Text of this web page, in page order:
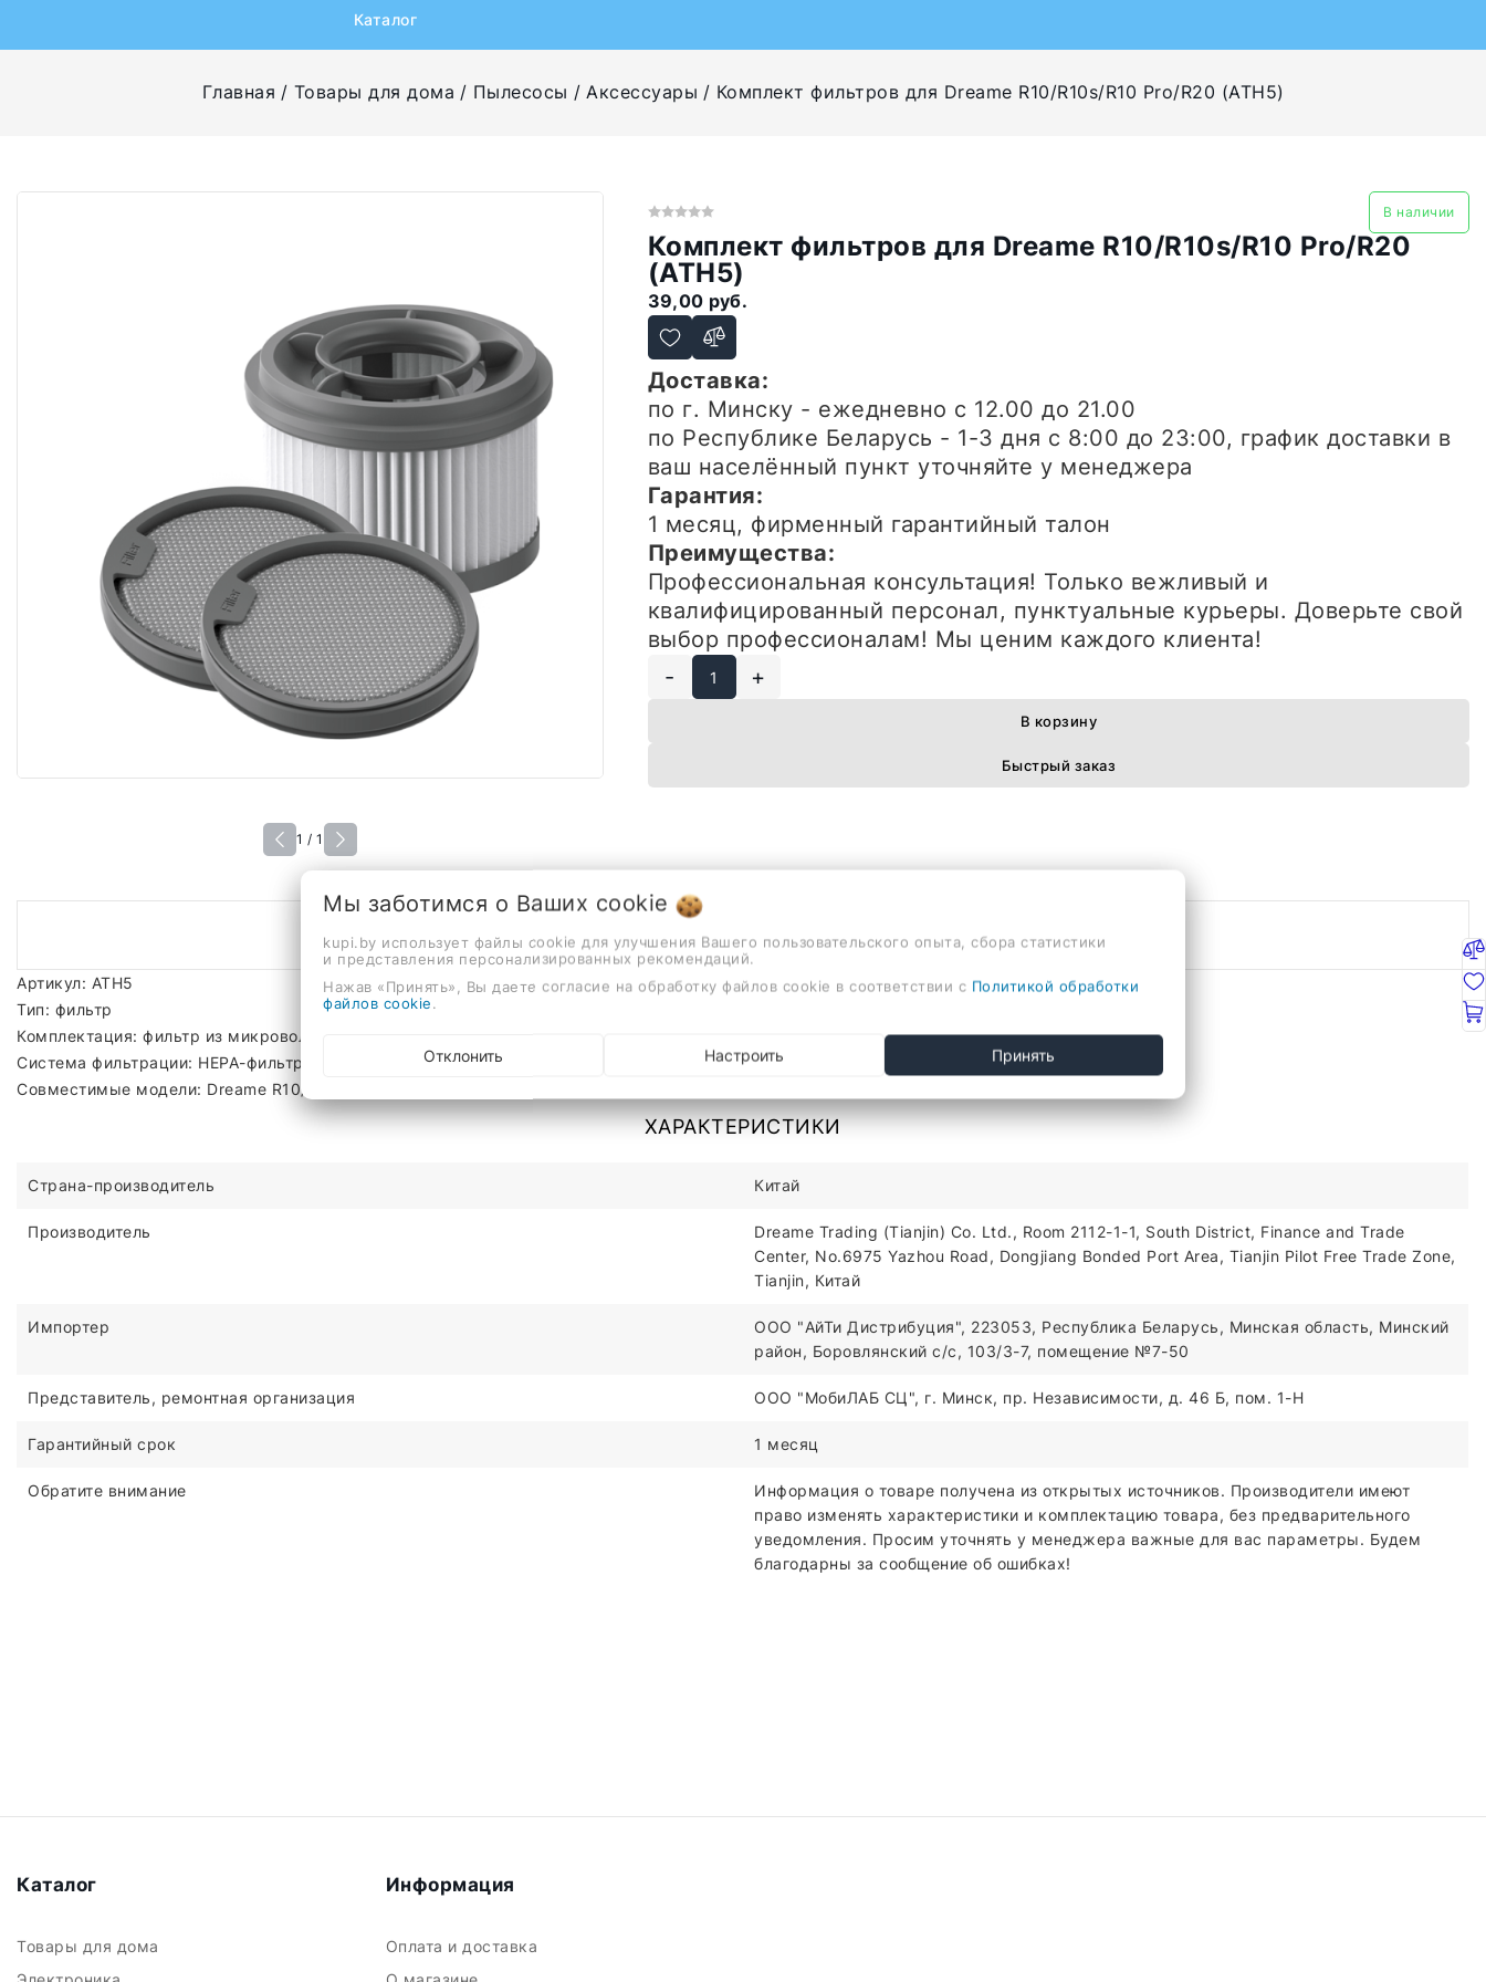
Каталог
Главная Товары для дома Пылесосы Аксессуары Комплект фильтров для Dreame R10/R10s/R10 Pro/R20 (ATH5)
1 / 1
В наличии
Комплект фильтров для Dreame R10/R10s/R10 Pro/R20
(ATH5)
39,00 руб.
Доставка:
по г. Минску - ежедневно с 12.00 до 21.00
по Республике Беларусь - 1-3 дня с 8:00 до 23:00, график доставки в
ваш населённый пункт уточняйте у менеджера
Гарантия:
1 месяц, фирменный гарантийный талон
Преимущества:
Профессиональная консультация! Только вежливый и
квалифицированный персонал, пунктуальные курьеры. Доверьте свой
выбор профессионалам! Мы ценим каждого клиента!
-
+
В корзину
Быстрый заказ
Описание Отзывы
Артикул: ATH5
Тип: фильтр
Комплектация: фильтр из микроволокна - 2 шт., НЕРА-фильтр - 1 шт.
Система фильтрации: HEPA-фильтр
Совместимые модели: Dreame R10/R10s/R10 Pro/R20/R10 Pro Aqua/R20 Aqua
ХАРАКТЕРИСТИКИ
Страна-производитель Китай
Производитель
Dreame Trading (Tianjin) Co. Ltd., Room 2112-1-1, South District, Finance and Trade
Center, No.6975 Yazhou Road, Dongjiang Bonded Port Area, Tianjin Pilot Free Trade Zone,
Tianjin, Китай
Импортер
ООО "АйТи Дистрибуция", 223053, Республика Беларусь, Минская область, Минский
район, Боровлянский с/с, 103/3-7, помещение №7-50
Представитель, ремонтная организация ООО "МобиЛАБ СЦ", г. Минск, пр. Независимости, д. 46 Б, пом. 1-Н
Гарантийный срок 1 месяц
Обратите внимание
Информация о товаре получена из открытых источников. Производители имеют
право изменять характеристики и комплектацию товара, без предварительного
уведомления. Просим уточнять у менеджера важные для вас параметры. Будем
благодарны за сообщение об ошибках!
Каталог
Товары для дома
Информация
Оплата и доставка
Мы заботимся о Ваших cookie
kupi.by использует файлы cookie для улучшения Вашего пользовательского опыта, сбора статистики
и представления персонализированных рекомендаций.
Нажав «Принять», Вы даете согласие на обработку файлов cookie в соответствии с Политикой обработки
файлов cookie.
Отклонить Настроить Принять